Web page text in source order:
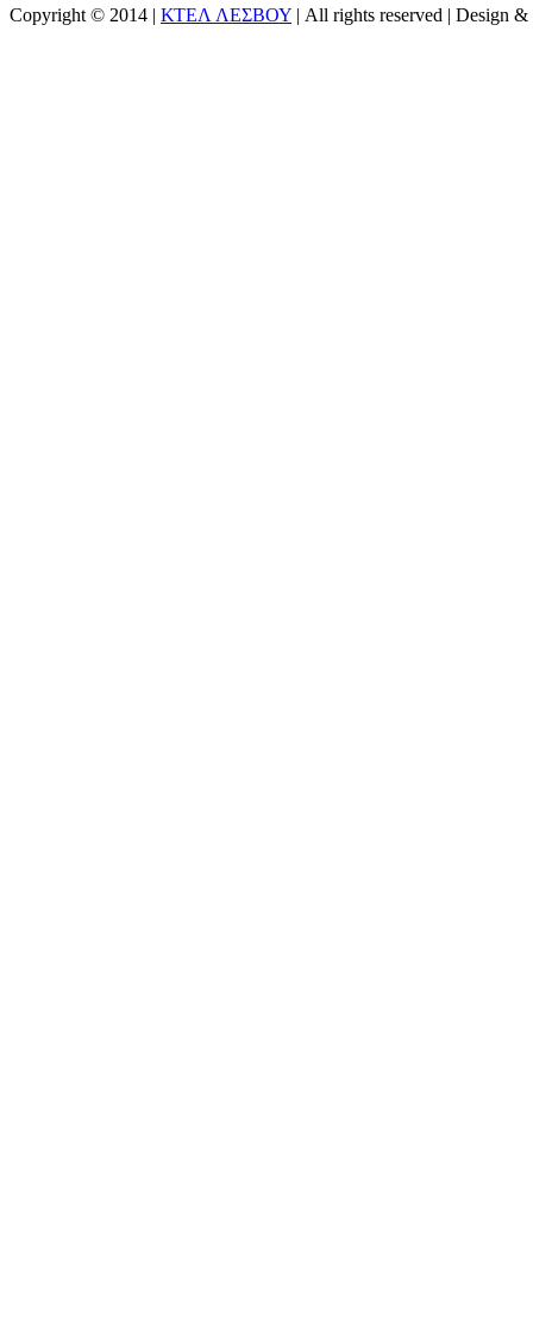
Copyright © 2014 | ΚΤΕΛ ΛΕΣΒΟΥ | All rights reserved | Design &